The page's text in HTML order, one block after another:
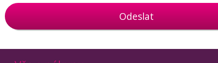
Odeslat